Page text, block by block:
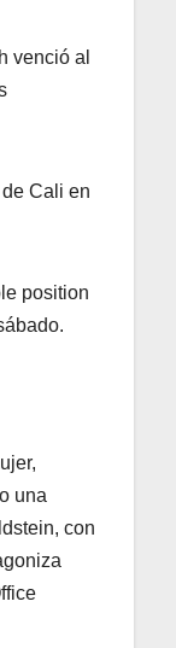
venció al
Cali en
position
una
con